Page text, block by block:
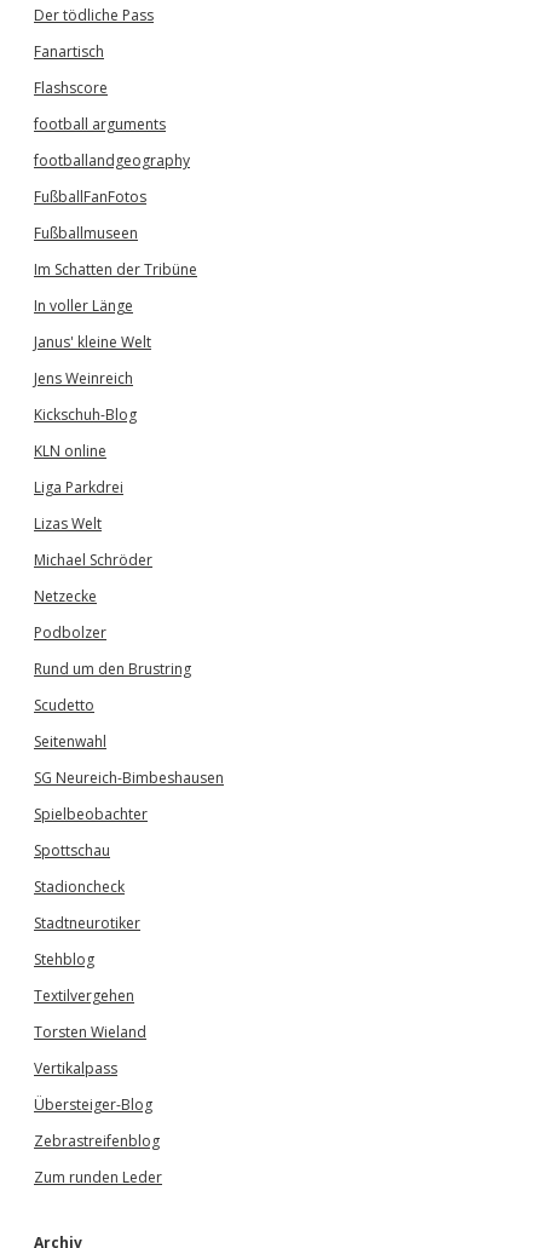
Der tödliche Pass
Fanartisch
Flashscore
football arguments
footballandgeography
FußballFanFotos
Fußballmuseen
Im Schatten der Tribüne
In voller Länge
Janus' kleine Welt
Jens Weinreich
Kickschuh-Blog
KLN online
Liga Parkdrei
Lizas Welt
Michael Schröder
Netzecke
Podbolzer
Rund um den Brustring
Scudetto
Seitenwahl
SG Neureich-Bimbeshausen
Spielbeobachter
Spottschau
Stadioncheck
Stadtneurotiker
Stehblog
Textilvergehen
Torsten Wieland
Vertikalpass
Übersteiger-Blog
Zebrastreifenblog
Zum runden Leder
Archiv